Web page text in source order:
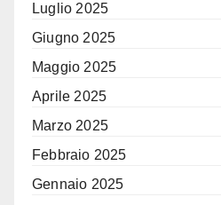
Luglio 2025
Giugno 2025
Maggio 2025
Aprile 2025
Marzo 2025
Febbraio 2025
Gennaio 2025